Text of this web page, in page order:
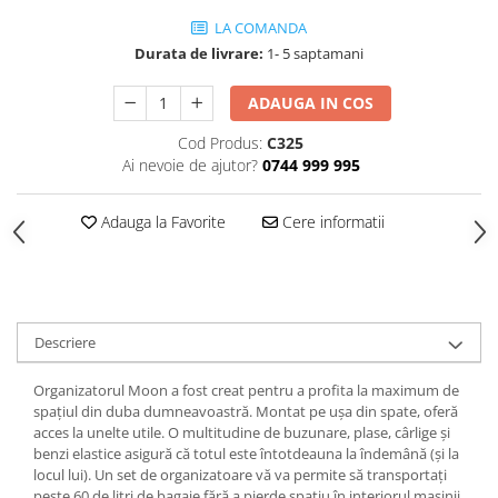
LA COMANDA
Durata de livrare: 1- 5 saptamani
ADAUGA IN COS
Cod Produs: C325
Ai nevoie de ajutor? 0744 999 995
Adauga la Favorite Cere informatii
Descriere
Organizatorul Moon a fost creat pentru a profita la maximum de
spațiul din duba dumneavoastră. Montat pe ușa din spate, oferă
acces la unelte utile. O multitudine de buzunare, plase, cârlige și
benzi elastice asigură că totul este întotdeauna la îndemână (și la
locul lui). Un set de organizatoare vă va permite să transportați